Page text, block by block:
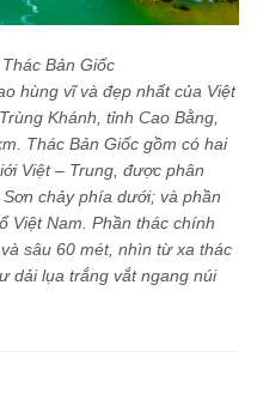
Bản Giốc
hùng vĩ và đẹp nhất của Việt
Khánh, tỉnh Cao Bằng,
Thác Bản Giốc gồm có hai
Việt – Trung, được phân
chảy phía dưới; và phần
Việt Nam. Phần thác chính
sâu 60 mét, nhìn từ xa thác
dải lụa trắng vắt ngang núi